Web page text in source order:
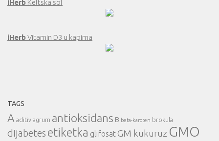
iHerb Keltska sol
iHerbVitamin D3 u kapima
TAGS
A aditiv agrum antioksidans B beta-karoten brokula
dijabetes etiketka glifosatGM kukuruz GMO